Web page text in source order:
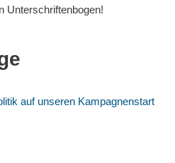
Unterschriftenbogen!
auf unseren Kampagnenstart